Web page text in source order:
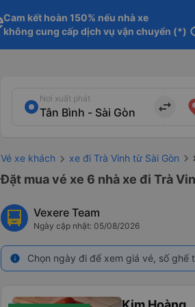
Cam kết hoàn 150% nếu nhà xe
không cung cấp dịch vụ vận chuyển (*)
Nơi xuất phát
import_export
Vé xe khách xe đi Trà Vinh từ Sài Gòn
Đặt mua vé xe 6 nhà xe đi Trà
Vexere Team
Ngày cập nhật: 05/08/2026
info Chọn ngày đi để xem giá vé, số